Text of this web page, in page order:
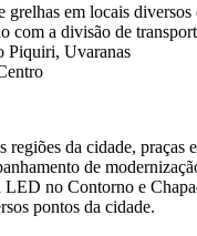
grelhas em locais
com a divisão de
Piquiri, Uvaranas
da cidade, praças
de
LED no Contorno e
pontos da cidade.